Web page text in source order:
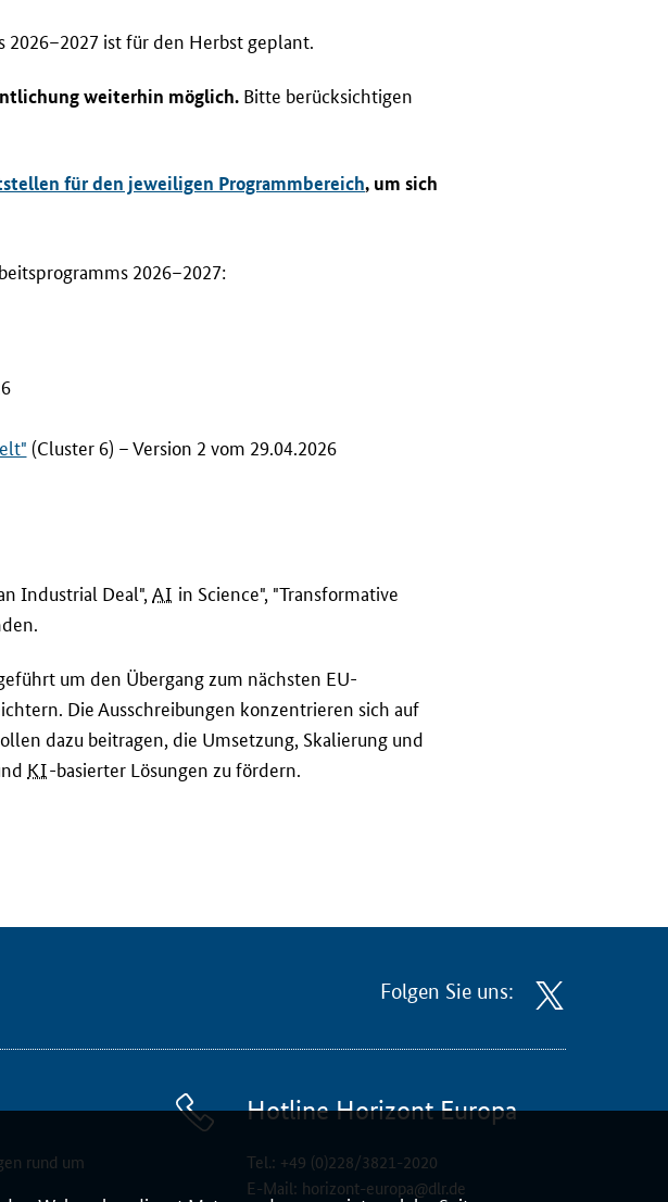
ist für den Herbst geplant.
weiterhin möglich. Bitte berücksichtigen
für den jeweiligen Programmbereich, um sich
2026–2027:
(Cluster 6) – Version 2 vom 29.04.2026
Industrial Deal", AI in Science", "Transformative
um den Übergang zum nächsten EU-
Die Ausschreibungen konzentrieren sich auf
dazu beitragen, die Umsetzung, Skalierung und
KI-basierter Lösungen zu fördern.
Folgen Sie uns:
rund um
Hotline Horizont Europa
Tel.: +49 (0)228/3821-2020
E-Mail: horizont-europa@dlr.de